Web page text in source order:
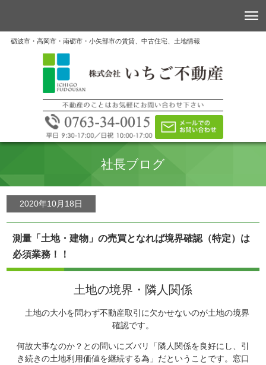
砺波市・高岡市・南砺市・小矢部市の賃貸、中古住宅、土地情報
社長ブログ
2020年10月18日
測量「土地・建物」の売買となれば境界確認（特定）は
必須業務！！
土地の境界・隣人関係
土地の大小を問わず不動産取引に欠かせないのが土地の境界
確認です。
何故大事なのか？との問いにズバリ「隣人関係を良好にし、引
き続きの土地利用価値を継続する為」だということです。窓口